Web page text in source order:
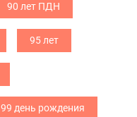
90 лет ПДН
95 лет
99 день рождения